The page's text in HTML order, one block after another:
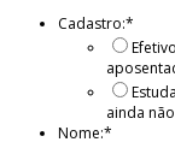
Cadastro:*
ainda
Nome:*